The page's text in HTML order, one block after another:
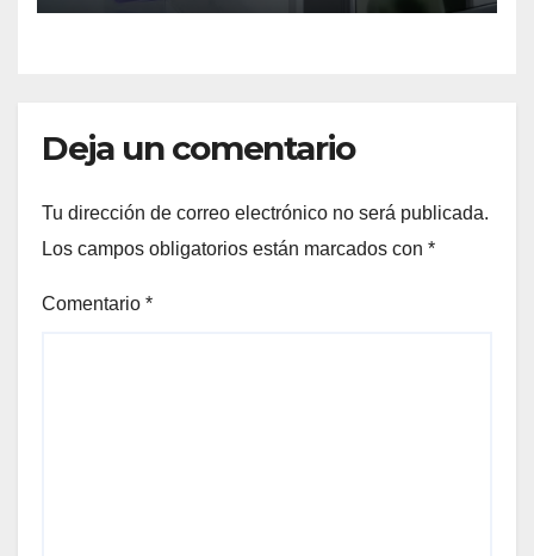
Deja un comentario
Tu dirección de correo electrónico no será publicada.
Los campos obligatorios están marcados con *
Comentario *